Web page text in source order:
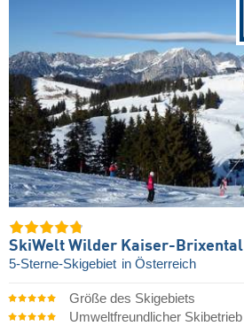
SkiWelt Wilder Kaiser-Brixental
5-Sterne-Skigebiet in Österreich
Größe des Skigebiets
Umweltfreundlicher Skibetrieb